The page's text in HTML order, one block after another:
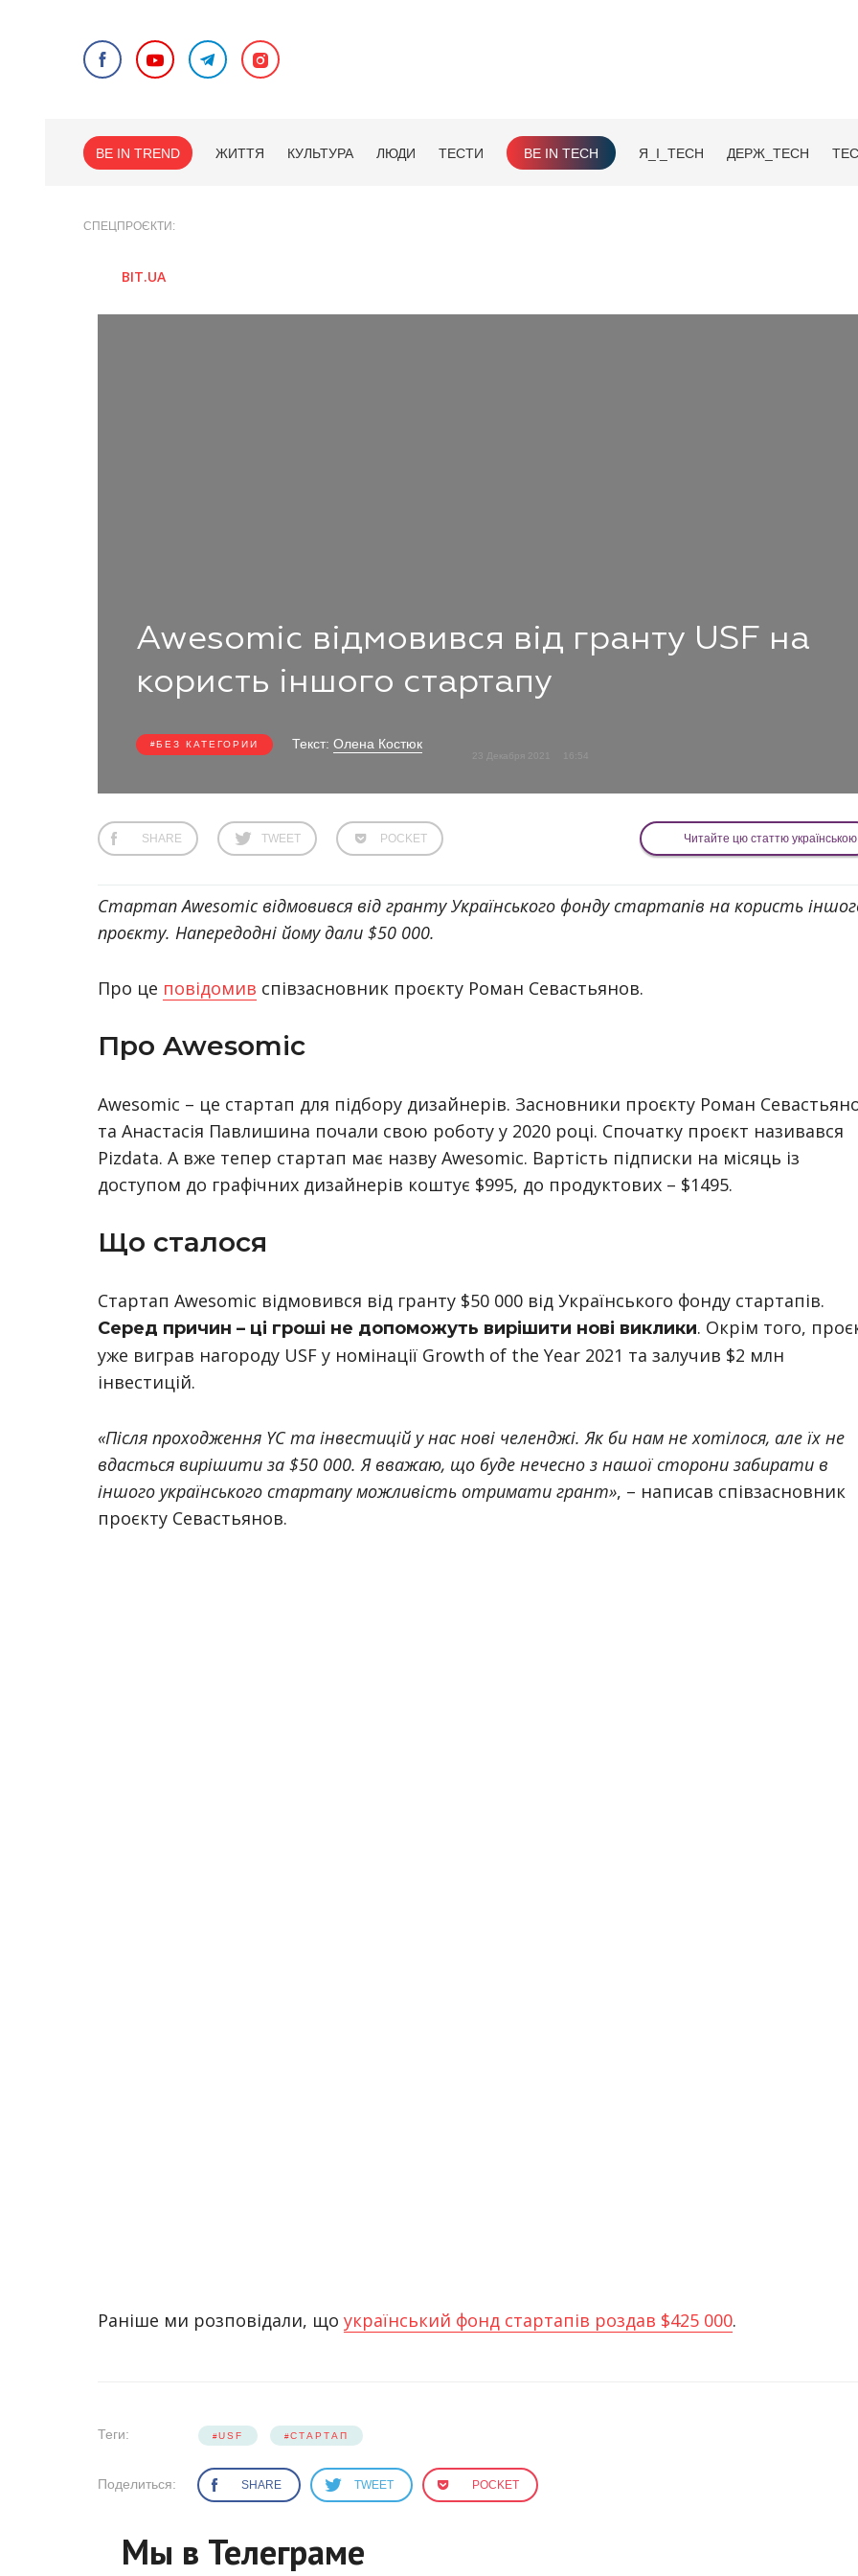
BE IN TREND ЖИТТЯ КУЛЬТУРА ЛЮДИ ТЕСТИ BE IN TECH Я_І_TECH ДЕРЖ_TECH
СПЕЦПРОЄКТИ
BIT.UA
Awesomic відмовився від гранту USF на
користь іншого стартапу
БЕЗ КАТЕГОРИИ Текст: Олена Костюк
SHARE TWEET POCKET Читайте цю статтю українською
Стартап Awesomic відмовився від гранту Українського фонду стартапів на користь
проєкту. Напередодні йому дали $50 000.
Про це повідомив співзасновник проєкту Роман Севастьянов.
Про Awesomic
Awesomic – це стартап для підбору дизайнерів. Засновники проєкту Роман
та Анастасія Павлишина почали свою роботу у 2020 році. Спочатку проєкт називався
Pizdata. А вже тепер стартап має назву Awesomic. Вартість підписки на місяць із
доступом до графічних дизайнерів коштує $995, до продуктових – $1495.
Що сталося
Стартап Awesomic відмовився від гранту $50 000 від Українського фонду стартапів.
Серед причин – ці гроші не допоможуть вирішити нові виклики. Окрім того,
уже виграв нагороду USF у номінації Growth of the Year 2021 та залучив $2 млн
інвестицій.
«Після проходження YC та інвестицій у нас нові челенджі. Як би нам не хотілося, але їх не
вдасться вирішити за $50 000. Я вважаю, що буде нечесно з нашої сторони забирати в
іншого українського стартапу можливість отримати грант», – написав співзасновник
проєкту Севастьянов.
Раніше ми розповідали, що український фонд стартапів роздав $425 000.
Теги: USF СТАРТАП
Поделиться: SHARE TWEET POCKET
Мы в Телеграме